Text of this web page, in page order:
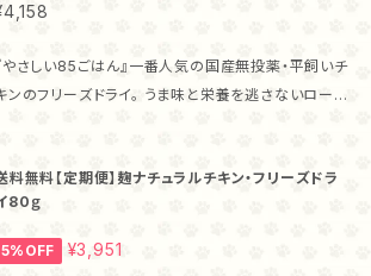
やさしい85ごはん』一番人気の国産無投薬・平飼いチ
のフリーズドライ。 うま味と栄養を逃さないローパ
です！ ・『やさしい85ごはん』のフリーズドライの
徴 高たんぱく低カロリーなムネ肉に、自然栽培米麹
合わせた新しいフリーズドライを作りました。 フリー
ドライに麹をあわせた整腸効果が期待できるフリー
料無料【定期便】麹ナチュラルチキン・フリーズドラ
80ｇ
5%OFF ¥3,951